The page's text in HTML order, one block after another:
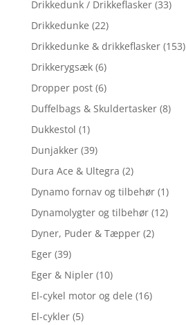
Drikkedunk / Drikkeflasker (33)
Drikkedunke (22)
Drikkedunke & drikkeflasker (153)
Drikkerygsæk (6)
Dropper post (6)
Duffelbags & Skuldertasker (8)
Dukkestol (1)
Dunjakker (39)
Dura Ace & Ultegra (2)
Dynamo fornav og tilbehør (1)
Dynamolygter og tilbehør (12)
Dyner, Puder & Tæpper (2)
Eger (39)
Eger & Nipler (10)
El-cykel motor og dele (16)
El-cykler (5)